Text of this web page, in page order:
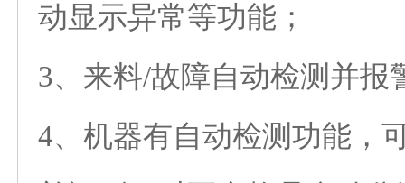
动显示异常等功能；
3、来料/故障自动检测并报
4、机器有自动检测功能，